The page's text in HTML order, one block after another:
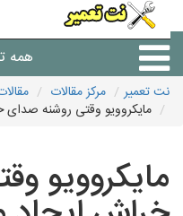
همه
شرکت های
نت تعمیر مرکز مقالات مقالات
مایکروویو وقتی روشنه صدای
مایکروویو